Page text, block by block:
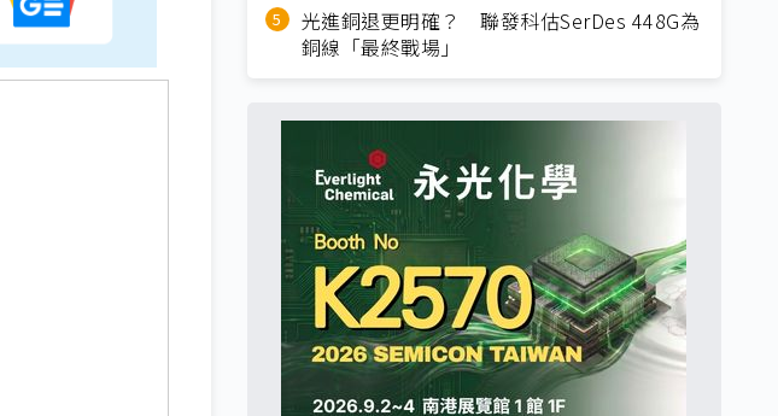
光進銅退更明確？ 聯發科估SerDes 448G為
銅線「最終戰場」